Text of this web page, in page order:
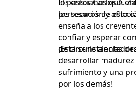
los cristianos que
persecución y
El pastor Carlos A.
los tesoros de esta
enseña a los
confiar y esperar
de circunstancias
¡Esta serie
desarrollar madurez
sufrimiento y una
por los demás!